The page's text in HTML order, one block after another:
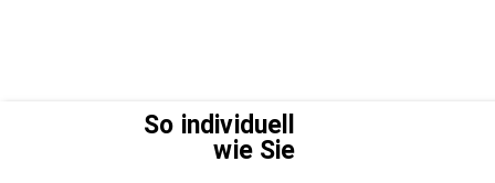
So individuell
wie Sie